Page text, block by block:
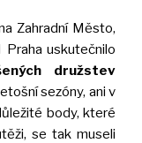
Zahradní Město,
uskutečnilo
družstev
sezóny, ani v
body, které
se tak museli